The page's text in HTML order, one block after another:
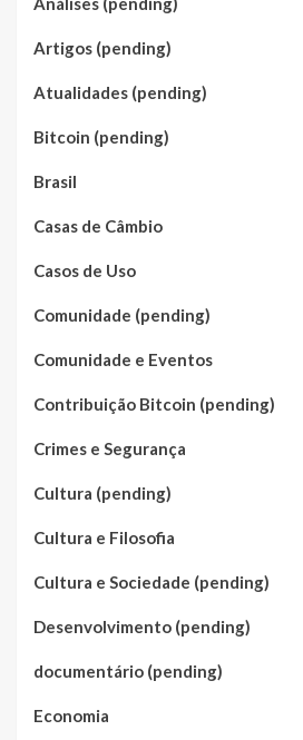
Artigos (pending)
Atualidades (pending)
Bitcoin (pending)
Brasil
Casas de Câmbio
Casos de Uso
Comunidade (pending)
Comunidade e Eventos
Contribuição Bitcoin (pending)
Crimes e Segurança
Cultura (pending)
Cultura e Filosofia
Cultura e Sociedade (pending)
Desenvolvimento (pending)
documentário (pending)
Economia